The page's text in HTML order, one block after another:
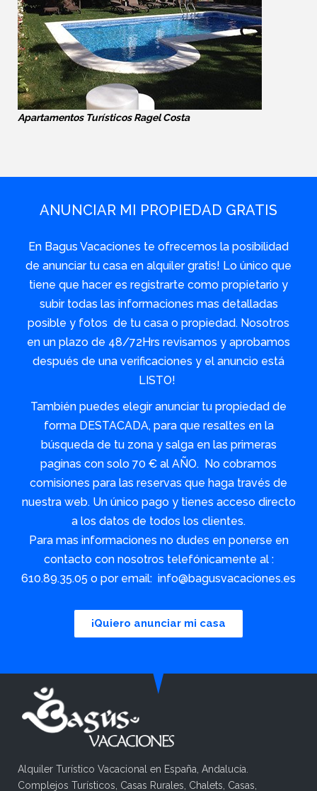
Apartamentos Turísticos Ragel Costa
ANUNCIAR MI PROPIEDAD GRATIS
En Bagus Vacaciones te ofrecemos la posibilidad
de anunciar tu casa en alquiler gratis! Lo único que
tiene que hacer es registrarte como propietario y
subir todas las informaciones mas detalladas
posible y fotos de tu casa o propiedad. Nosotros
en un plazo de 48/72Hrs revisamos y aprobamos
después de una verificaciones y el anuncio está
LISTO!
También puedes elegir anunciar tu propiedad de
forma DESTACADA, para que resaltes en la
búsqueda de tu zona y salga en las primeras
paginas con solo 70 € al AÑO. No cobramos
comisiones para las reservas que haga través de
nuestra web. Un único pago y tienes acceso directo
a los datos de todos los clientes.
Para mas informaciones no dudes en ponerse en
contacto con nosotros telefónicamente al :
610.89.35.05 o por email: info@bagusvacaciones.es
¡Quiero anunciar mi casa
Alquiler Turístico Vacacional en España, Andalucía.
Complejos Turísticos, Casas Rurales, Chalets, Casas,